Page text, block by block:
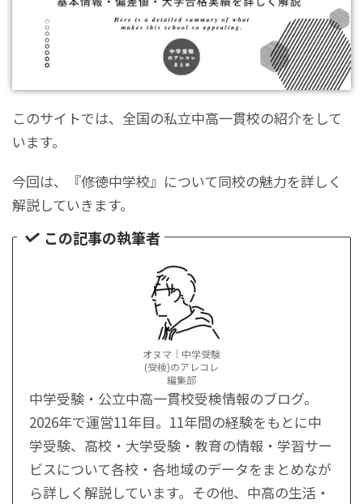
このサイトでは、全国の私立中高一貫校の紹介をして
います。
今回は、『修徳中学校』について同校の魅力を詳しく
解説していきます。
この記事の執筆者
オヌマ｜中学受験
(受検)のアレコレ
編集部
中学受験・公立中高一貫校受検情報のブログ。
2026年で運営11年目。11年間の経験をもとに中
学受験、高校・大学受験・教育の情報・学習サー
ビスについて各校・各地域のデータをまとめなが
ら詳しく解説しています。その他、中高の生活・